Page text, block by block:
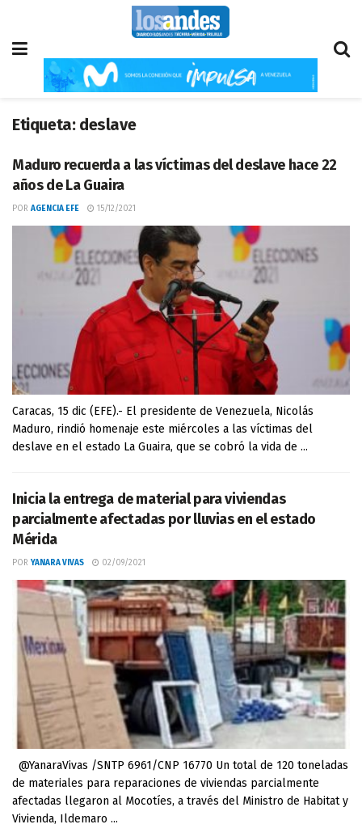
Etiqueta: deslave
Maduro recuerda a las víctimas del deslave hace 22
años de La Guaira
POR AGENCIA EFE 15/12/2021
Caracas, 15 dic (EFE).- El presidente de Venezuela, Nicolás
Maduro, rindió homenaje este miércoles a las víctimas del
deslave en el estado La Guaira, que se cobró la vida de ...
Inicia la entrega de material para viviendas
parcialmente afectadas por lluvias en el estado
Mérida
POR YANARA VIVAS 02/09/2021
@YanaraVivas /SNTP 6961/CNP 16770 Un total de 120 toneladas
de materiales para reparaciones de viviendas parcialmente
afectadas llegaron al Mocotíes, a través del Ministro de Habitat y
Vivienda, Ildemaro ...